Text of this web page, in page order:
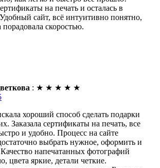
на печать и осталась в
сайт, всё интуитивно понятно,
порадовала скоростью.
: ★ ★ ★ ★ ★
хороший способ сделать подарки
Заказала сертификаты на печать, все
и удобно. Процесс на сайте
выбрать нужное, оформить и
напечатанных фотографий
цвета яркие, детали четкие.